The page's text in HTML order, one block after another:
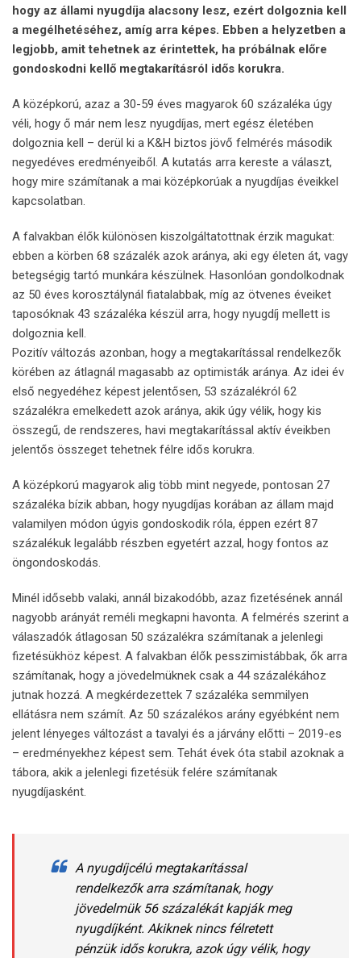
hogy az állami nyugdíja alacsony lesz, ezért dolgoznia kell
a megélhetéséhez, amíg arra képes. Ebben a helyzetben a
legjobb, amit tehetnek az érintettek, ha próbálnak előre
gondoskodni kellő megtakarításról idős korukra.
A középkorú, azaz a 30-59 éves magyarok 60 százaléka úgy
véli, hogy ő már nem lesz nyugdíjas, mert egész életében
dolgoznia kell – derül ki a K&H biztos jövő felmérés második
negyedéves eredményeiből. A kutatás arra kereste a választ,
hogy mire számítanak a mai középkorúak a nyugdíjas éveikkel
kapcsolatban.
A falvakban élők különösen kiszolgáltatottnak érzik magukat:
ebben a körben 68 százalék azok aránya, aki egy életen át, vagy
betegségig tartó munkára készülnek. Hasonlóan gondolkodnak
az 50 éves korosztálynál fiatalabbak, míg az ötvenes éveiket
taposóknak 43 százaléka készül arra, hogy nyugdíj mellett is
dolgoznia kell.
Pozitív változás azonban, hogy a megtakarítással rendelkezők
körében az átlagnál magasabb az optimisták aránya. Az idei év
első negyedéhez képest jelentősen, 53 százalékról 62
százalékra emelkedett azok aránya, akik úgy vélik, hogy kis
összegű, de rendszeres, havi megtakarítással aktív éveikben
jelentős összeget tehetnek félre idős korukra.
A középkorú magyarok alig több mint negyede, pontosan 27
százaléka bízik abban, hogy nyugdíjas korában az állam majd
valamilyen módon úgyis gondoskodik róla, éppen ezért 87
százalékuk legalább részben egyetért azzal, hogy fontos az
öngondoskodás.
Minél idősebb valaki, annál bizakodóbb, azaz fizetésének annál
nagyobb arányát reméli megkapni havonta. A felmérés szerint a
válaszadók átlagosan 50 százalékra számítanak a jelenlegi
fizetésükhöz képest. A falvakban élők pesszimistábbak, ők arra
számítanak, hogy a jövedelmüknek csak a 44 százalékához
jutnak hozzá. A megkérdezettek 7 százaléka semmilyen
ellátásra nem számít. Az 50 százalékos arány egyébként nem
jelent lényeges változást a tavalyi és a járvány előtti – 2019-es
– eredményekhez képest sem. Tehát évek óta stabil azoknak a
tábora, akik a jelenlegi fizetésük felére számítanak
nyugdíjasként.
A nyugdíjcélú megtakarítással
rendelkezők arra számítanak, hogy
jövedelmük 56 százalékát kapják meg
nyugdíjként. Akiknek nincs félretett
pénzük idős korukra, azok úgy vélik, hogy